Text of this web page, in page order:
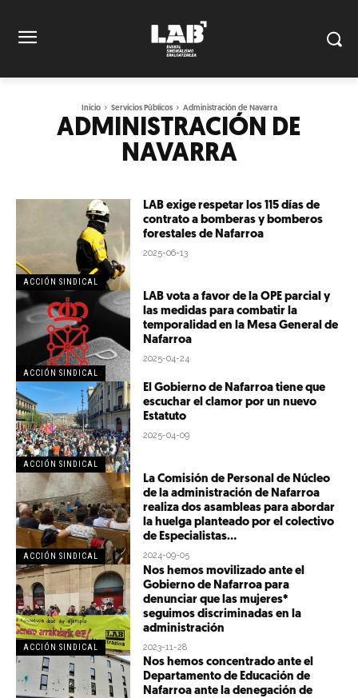
Inicio Servicios Públicos Administración de Navarra
ADMINISTRACIÓN DE
NAVARRA
ACCIÓN SINDICAL
LAB exige respetar los 115 días de
contrato a bomberas y bomberos
forestales de Nafarroa
2025-06-13
ACCIÓN SINDICAL
LAB vota a favor de la OPE parcial y
las medidas para combatir la
temporalidad en la Mesa General de
Nafarroa
2025-04-24
ACCIÓN SINDICAL
El Gobierno de Nafarroa tiene que
escuchar el clamor por un nuevo
Estatuto
2025-04-09
ACCIÓN SINDICAL
La Comisión de Personal de Núcleo
de la administración de Nafarroa
realiza dos asambleas para abordar
la huelga planteado por el colectivo
de Especialistas...
2024-09-05
ACCIÓN SINDICAL
Nos hemos movilizado ante el
Gobierno de Nafarroa para
denunciar que las mujeres*
seguimos discriminadas en la
administración
2023-11-28
Nos hemos concentrado ante el
Departamento de Educación de
Nafarroa ante la denegación de